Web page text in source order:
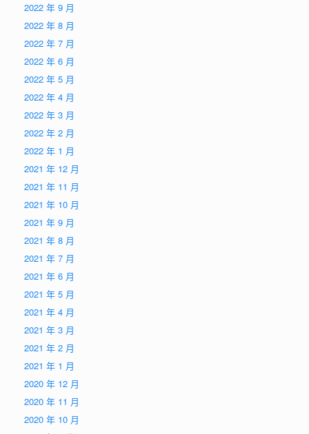
2022 年 9 月
2022 年 8 月
2022 年 7 月
2022 年 6 月
2022 年 5 月
2022 年 4 月
2022 年 3 月
2022 年 2 月
2022 年 1 月
2021 年 12 月
2021 年 11 月
2021 年 10 月
2021 年 9 月
2021 年 8 月
2021 年 7 月
2021 年 6 月
2021 年 5 月
2021 年 4 月
2021 年 3 月
2021 年 2 月
2021 年 1 月
2020 年 12 月
2020 年 11 月
2020 年 10 月